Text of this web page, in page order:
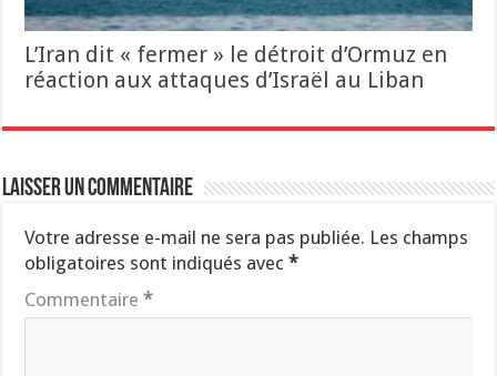
L’Iran dit « fermer » le détroit d’Ormuz en
réaction aux attaques d’Israël au Liban
Laisser un commentaire
Votre adresse e-mail ne sera pas publiée. Les champs
obligatoires sont indiqués avec*
Commentaire*